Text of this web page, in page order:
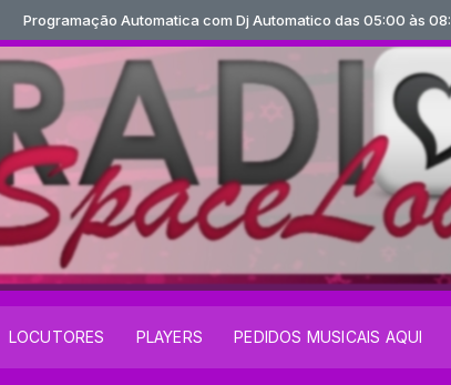
Programação Automatica com Dj Automatico das 05:00 às 08:00
LOCUTORES PLAYERS PEDIDOS MUSICAIS AQUI